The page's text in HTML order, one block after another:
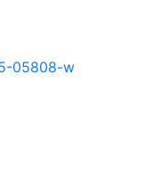
05808-w